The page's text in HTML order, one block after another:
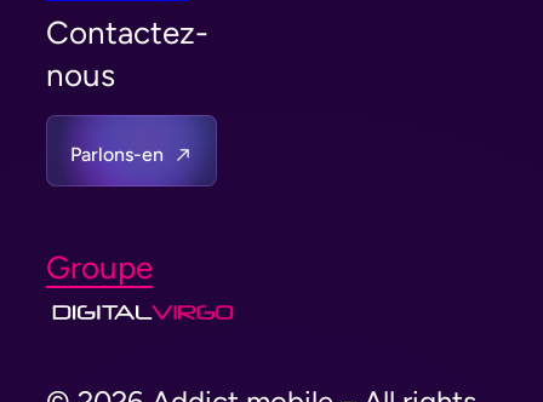
Contactez-
nous
Parlons-en
Groupe